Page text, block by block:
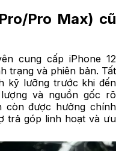
Pro Max) cũ
cung cấp iPhone 12
trạng và phiên bản. Tất
kỹ lưỡng trước khi đến
và nguồn gốc rõ
còn được hưởng chính
trả góp linh hoạt và ưu